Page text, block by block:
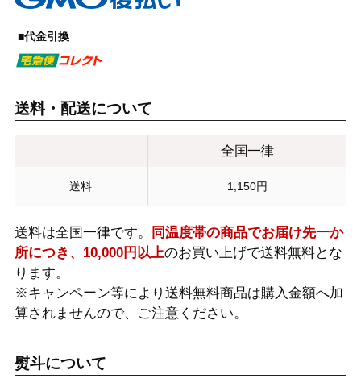
■代金引換
送料・配送について
全国一律
送料 1,150円
送料は全国一律です。
同温度帯の商品でお届け先一か
所につき、10,000円以上のお買い上げで送料無料とな
ります。
※キャンペーン等により送料無料商品は購入金額へ加
算されませんので、ご注意ください。
熨斗について